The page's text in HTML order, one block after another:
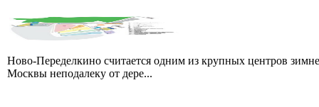
Ново-Переделкино считается одним из крупных центров
Москвы неподалеку от дере...